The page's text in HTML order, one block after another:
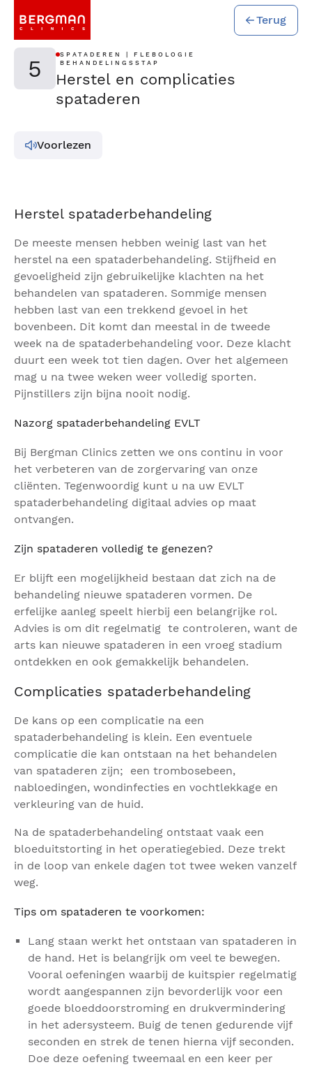
Terug
5
SPATADEREN | FLEBOLOGIE
BEHANDELINGSSTAP
Herstel en complicaties
spataderen
Voorlezen
Herstel spataderbehandeling
De meeste mensen hebben weinig last van het
herstel na een spataderbehandeling. Stijfheid en
gevoeligheid zijn gebruikelijke klachten na het
behandelen van spataderen. Sommige mensen
hebben last van een trekkend gevoel in het
bovenbeen. Dit komt dan meestal in de tweede
week na de spataderbehandeling voor. Deze klacht
duurt een week tot tien dagen. Over het algemeen
mag u na twee weken weer volledig sporten.
Pijnstillers zijn bijna nooit nodig.
Nazorg spataderbehandeling EVLT
Bij Bergman Clinics zetten we ons continu in voor
het verbeteren van de zorgervaring van onze
cliënten. Tegenwoordig kunt u na uw EVLT
spataderbehandeling digitaal advies op maat
ontvangen.
Zijn spataderen volledig te genezen?
Er blijft een mogelijkheid bestaan dat zich na de
behandeling nieuwe spataderen vormen. De
erfelijke aanleg speelt hierbij een belangrijke rol.
Advies is om dit regelmatig te controleren, want de
arts kan nieuwe spataderen in een vroeg stadium
ontdekken en ook gemakkelijk behandelen.
Complicaties spataderbehandeling
De kans op een complicatie na een
spataderbehandeling is klein. Een eventuele
complicatie die kan ontstaan na het behandelen
van spataderen zijn; een trombosebeen,
nabloedingen, wondinfecties en vochtlekkage en
verkleuring van de huid.
Na de spataderbehandeling ontstaat vaak een
bloeduitstorting in het operatiegebied. Deze trekt
in de loop van enkele dagen tot twee weken vanzelf
weg.
Tips om spataderen te voorkomen:
Lang staan werkt het ontstaan van spataderen in
de hand. Het is belangrijk om veel te bewegen.
Vooral oefeningen waarbij de kuitspier regelmatig
wordt aangespannen zijn bevorderlijk voor een
goede bloeddoorstroming en drukvermindering
in het adersysteem. Buig de tenen gedurende vijf
seconden en strek de tenen hierna vijf seconden.
Doe deze oefening tweemaal en een keer per